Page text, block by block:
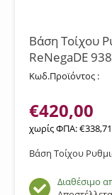
Βάση Τοίχου
ReNegaDE
Κωδ.Προϊόντος :
€420,00
χωρίς ΦΠΑ:€338,71
Βάση Τοίχου
Διαθέσιμο